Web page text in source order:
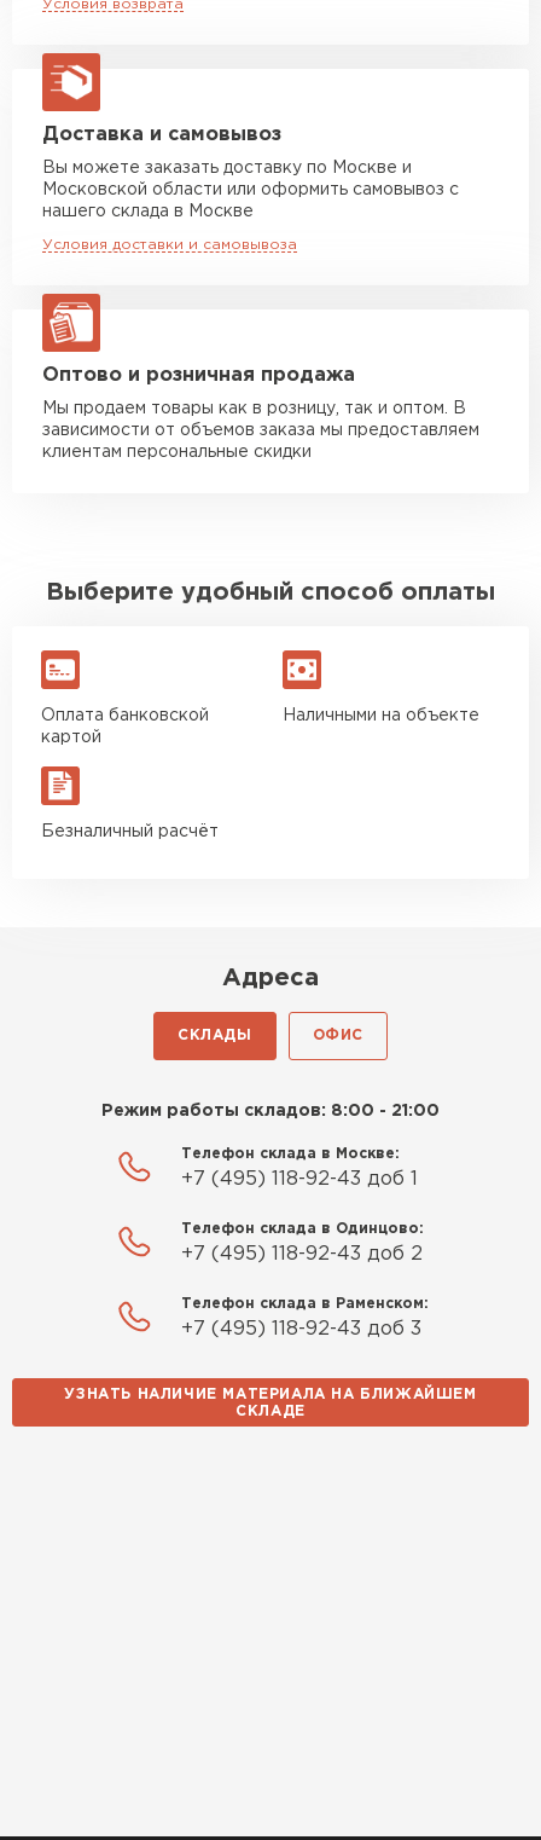
макс. длина груза 13,5 м
Манипулятор до 5 тн
макс. длина груза 6 м
Манипулятор до 10 тн
макс. длина груза 8 м
Манипулятор до 20 тн
Условия возврата
Доставка и самовывоз
Вы можете заказать доставку по Москве и
Московской области или оформить самовывоз с
нашего склада в Москве
Условия доставки и самовывоза
Оптово и розничная продажа
Мы продаем товары как в розницу, так и оптом. В
зависимости от объемов заказа мы предоставляем
клиентам персональные скидки
Выберите удобный способ оплаты
Оплата банковской
картой
Наличными на объекте
Безналичный расчёт
Адреса
СКЛАДЫ ОФИС
Режим работы складов: 8:00 - 21:00
Телефон склада в Москве:
+7 (495) 118-92-43 доб 1
Телефон склада в Одинцово:
+7 (495) 118-92-43 доб 2
Телефон склада в Раменском:
+7 (495) 118-92-43 доб 3
УЗНАТЬ НАЛИЧИЕ МАТЕРИАЛА НА БЛИЖАЙШЕМ
СКЛАДЕ